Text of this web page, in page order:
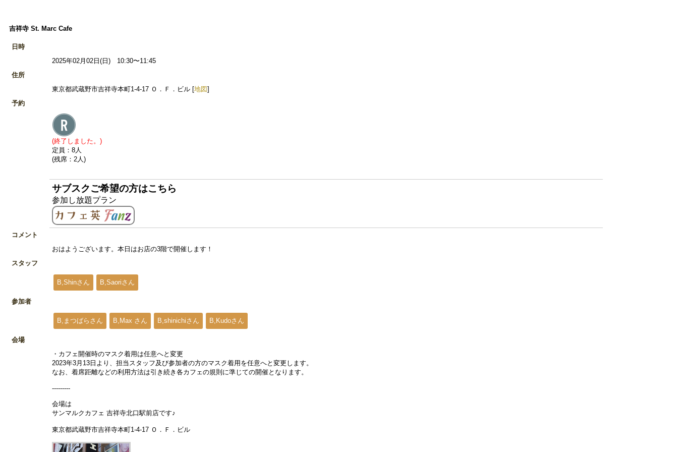
吉祥寺 St. Marc Cafe
日時
2025年02月02日(日) 10:30〜11:45
住所
東京都武蔵野市吉祥寺本町1-4-17 Ｏ．Ｆ．ビル [地図]
予約
(終了しました。)
定員：8人
(残席：2人)
サブスクご希望の方はこちら
参加し放題プラン
コメント
おはようございます。本日はお店の3階で開催します！
スタッフ
B,Shinさん B,Saoriさん
参加者
B,まつばらさん B,Max さん B,shinichiさん B,Kudoさん
会場
・カフェ開催時のマスク着用は任意へと変更
2023年3月13日より、担当スタッフ及び参加者の方のマスク着用を任意へと変更します。
なお、着席距離などの利用方法は引き続き各カフェの規則に準じての開催となります。
---------
会場は
サンマルクカフェ 吉祥寺北口駅前店です♪
東京都武蔵野市吉祥寺本町1-4-17 Ｏ．Ｆ．ビル